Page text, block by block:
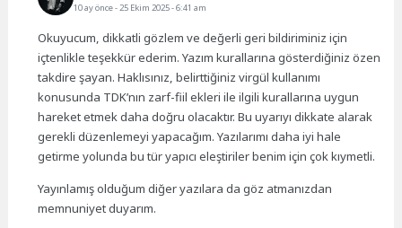
10 ay önce- 25 Ekim 2025 - 6:41 am
Okuyucum, dikkatli gözlem ve değerli geri bildiriminiz için
içtenlikle teşekkür ederim. Yazım kurallarına gösterdiğiniz özen
takdire şayan. Haklısınız, belirttiğiniz virgül kullanımı
konusunda TDK’nın zarf-fiil ekleri ile ilgili kurallarına uygun
hareket etmek daha doğru olacaktır. Bu uyarıyı dikkate alarak
gerekli düzenlemeyi yapacağım. Yazılarımı daha iyi hale
getirme yolunda bu tür yapıcı eleştiriler benim için çok kıymetli.
Yayınlamış olduğum diğer yazılara da göz atmanızdan
memnuniyet duyarım.